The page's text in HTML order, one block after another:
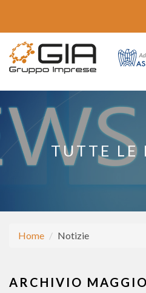
TUTTE LE
Home Notizie
ARCHIVIO